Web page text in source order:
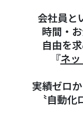
会社員と
時間・
自由を
『ネッ
実績ゼロ
〝自動